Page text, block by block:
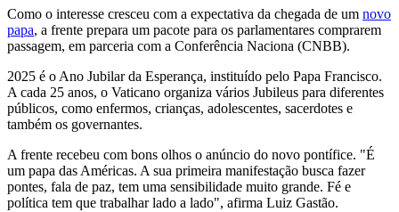
Como o interesse cresceu com a expectativa da chegada de um novo
papa, a frente prepara um pacote para os parlamentares comprarem
passagem, em parceria com a Conferência Naciona (CNBB).
2025 é o Ano Jubilar da Esperança, instituído pelo Papa Francisco.
A cada 25 anos, o Vaticano organiza vários Jubileus para diferentes
públicos, como enfermos, crianças, adolescentes, sacerdotes e
também os governantes.
A frente recebeu com bons olhos o anúncio do novo pontífice. "É
um papa das Américas. A sua primeira manifestação busca fazer
pontes, fala de paz, tem uma sensibilidade muito grande. Fé e
política tem que trabalhar lado a lado", afirma Luiz Gastão.